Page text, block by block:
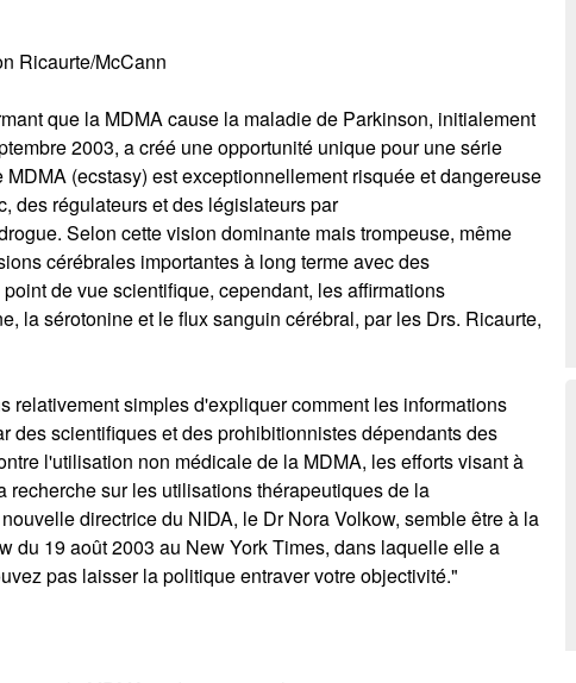
Ricaurte/McCann
que la MDMA cause la maladie de Parkinson, initialement
2003, a créé une opportunité unique pour une série
(ecstasy) est exceptionnellement risquée et dangereuse
des régulateurs et des législateurs par
Selon cette vision dominante mais trompeuse, même
cérébrales importantes à long terme avec des
de vue scientifique, cependant, les affirmations
la sérotonine et le flux sanguin cérébral, par les Drs. Ricaurte,
relativement simples d'expliquer comment les informations
des scientifiques et des prohibitionnistes dépendants des
l'utilisation non médicale de la MDMA, les efforts visant à
sur les utilisations thérapeutiques de la
directrice du NIDA, le Dr Nora Volkow, semble être à la
du 19 août 2003 au New York Times, dans laquelle elle a
pas laisser la politique entraver votre objectivité."